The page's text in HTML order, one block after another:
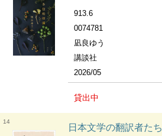
913.6
0074781
凪良ゆう
講談社
2026/05
貸出中
14
日本文学の翻訳者たち